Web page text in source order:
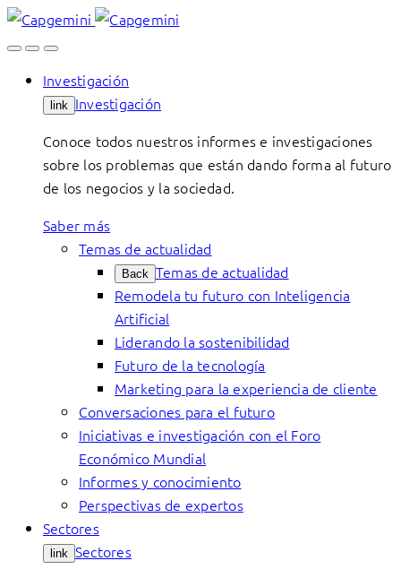
Skip
to
Investigación
link Investigación
Conoce todos nuestros informes e investigaciones
sobre los problemas que están dando forma al futuro
de los negocios y la sociedad.
Saber más
Temas de actualidad
Back Temas de actualidad
Remodela tu futuro con Inteligencia
Artificial
Liderando la sostenibilidad
Futuro de la tecnología
Marketing para la experiencia de cliente
Conversaciones para el futuro
Iniciativas e investigación con el Foro
Económico Mundial
Informes y conocimiento
Perspectivas de expertos
Sectores
link Sectores